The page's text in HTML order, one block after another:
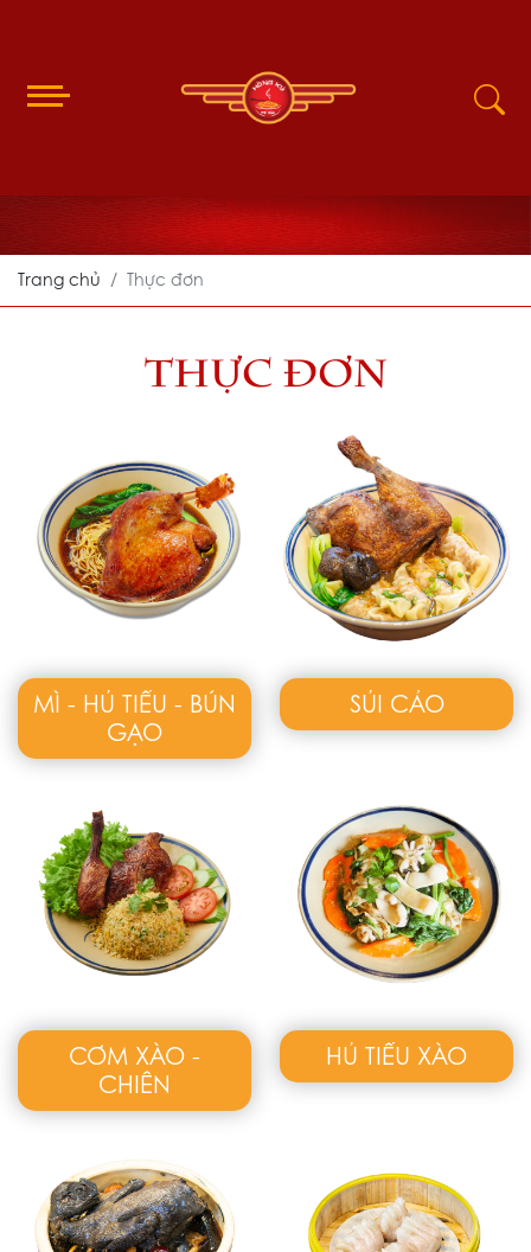
Trang chủ Thực đơn
THỰC ĐƠN
MÌ - HỦ TIẾU - BÚN
GẠO
SỦI CẢO
CƠM XÀO -
CHIÊN
HỦ TIẾU XÀO